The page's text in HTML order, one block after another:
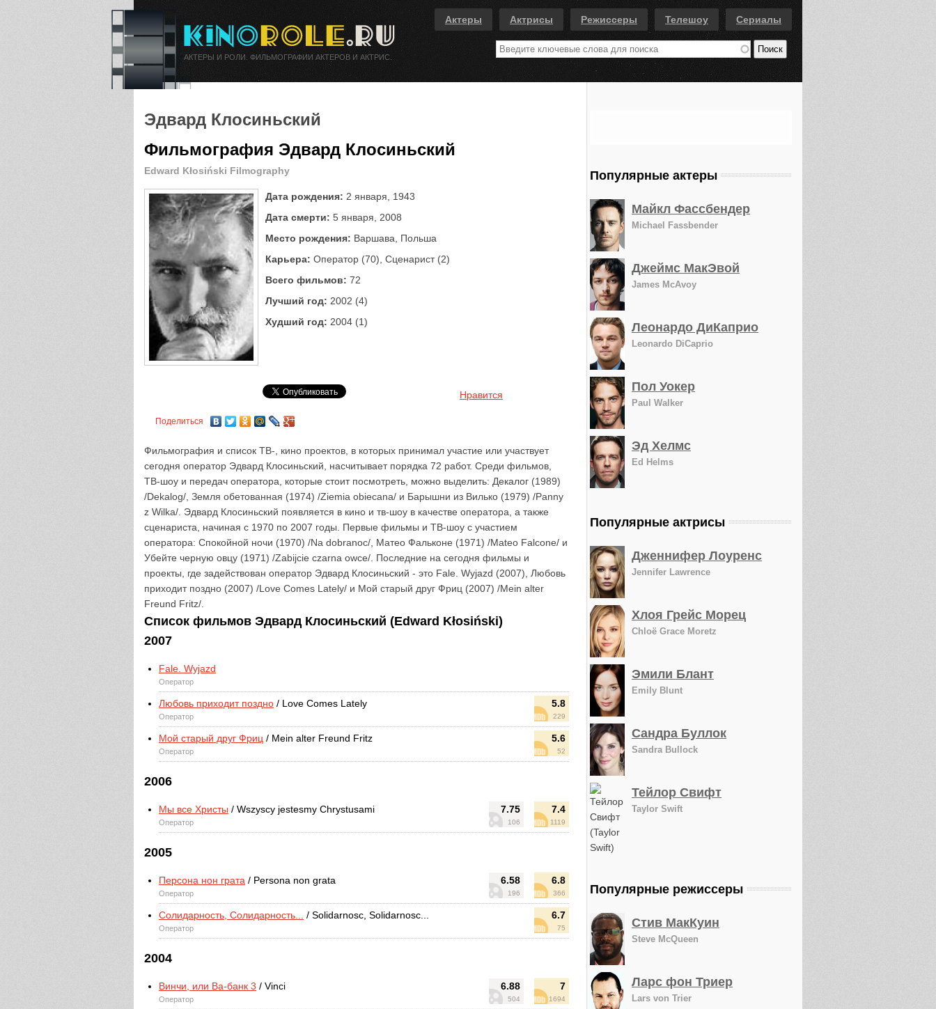
Актеры Актрисы Режиссеры Телешоу Сериалы
Эдвард Клосиньский
Фильмография Эдвард Клосиньский
Edward Kłosiński Filmography
Дата рождения: 2 января, 1943
Дата смерти: 5 января, 2008
Место рождения: Варшава, Польша
Карьера: Оператор (70), Сценарист (2)
Всего фильмов: 72
Лучший год: 2002 (4)
Худший год: 2004 (1)
Нравится
Поделиться
Фильмография и список ТВ-, кино проектов, в которых принимал участие или участвует
сегодня оператор Эдвард Клосиньский, насчитывает порядка 72 работ. Среди фильмов,
ТВ-шоу и передач оператора, которые стоит посмотреть, можно выделить: Декалог (1989)
/Dekalog/, Земля обетованная (1974) /Ziemia obiecana/ и Барышни из Вилько (1979) /Panny
z Wilka/. Эдвард Клосиньский появляется в кино и тв-шоу в качестве оператора, а также
сценариста, начиная с 1970 по 2007 годы. Первые фильмы и ТВ-шоу с участием
оператора: Спокойной ночи (1970) /Na dobranoc/, Матео Фальконе (1971) /Mateo Falcone/ и
Убейте черную овцу (1971) /Zabijcie czarna owce/. Последние на сегодня фильмы и
проекты, где задействован оператор Эдвард Клосиньский - это Fale. Wyjazd (2007), Любовь
приходит поздно (2007) /Love Comes Lately/ и Мой старый друг Фриц (2007) /Mein alter
Freund Fritz/.
Список фильмов Эдвард Клосиньский (Edward Kłosiński)
2007
Fale. Wyjazd
Оператор
5.8
229
Любовь приходит поздно / Love Comes Lately
Оператор
5.6
52
Мой старый друг Фриц / Mein alter Freund Fritz
Оператор
2006
7.75
106
7.4
1119
Мы все Христы / Wszyscy jestesmy Chrystusami
Оператор
2005
6.58
196
6.8
366
Персона нон грата / Persona non grata
Оператор
6.7
75
Солидарность, Солидарность... / Solidarnosc, Solidarnosc...
Оператор
2004
6.88
504
7
1694
Винчи, или Ва-банк 3 / Vinci
Оператор
Популярные актеры
Майкл Фассбендер
Michael Fassbender
Джеймс МакЭвой
James McAvoy
Леонардо ДиКаприо
Leonardo DiCaprio
Пол Уокер
Paul Walker
Эд Хелмс
Ed Helms
Популярные актрисы
Дженнифер Лоуренс
Jennifer Lawrence
Хлоя Грейс Морец
Chloë Grace Moretz
Эмили Блант
Emily Blunt
Сандра Буллок
Sandra Bullock
Тейлор Свифт
Taylor Swift
Популярные режиссеры
Стив МакКуин
Steve McQueen
Ларс фон Триер
Lars von Trier
АКТЕРЫ И РОЛИ. ФИЛЬМОГРАФИИ АКТЕРОВ И АКТРИС.